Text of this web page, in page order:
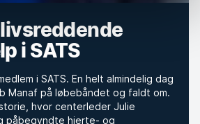
i SATS
i SATS. En helt almindelig dag
Manaf på løbebåndet og faldt om.
hvor centerleder Julie
påbegyndte hjerte- og